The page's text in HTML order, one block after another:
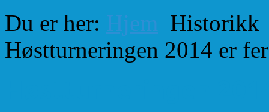
Du er her: Hjem Historikk
Høstturneringen 2014 er